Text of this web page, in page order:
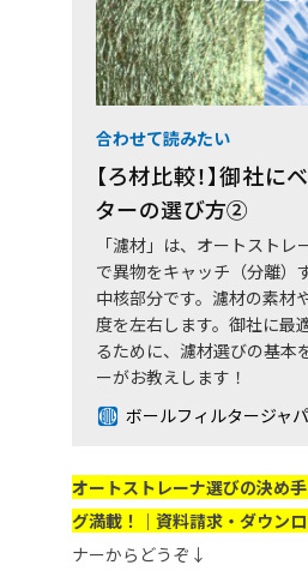
合わせて読みたい
【ろ材比較！】御社に
ターの選び方②
「濾材」は、オートストレ
で異物をキャッチ（分離）
中核部分です。濾材の素材
度を左右します。御社に最
るために、濾材選びの基本
ーがお教えします！
ボールフィルタージャ
オートストレーナ選びの決め
グ満載！｜資料請求・ダウンロ
ナーからどうぞ↓